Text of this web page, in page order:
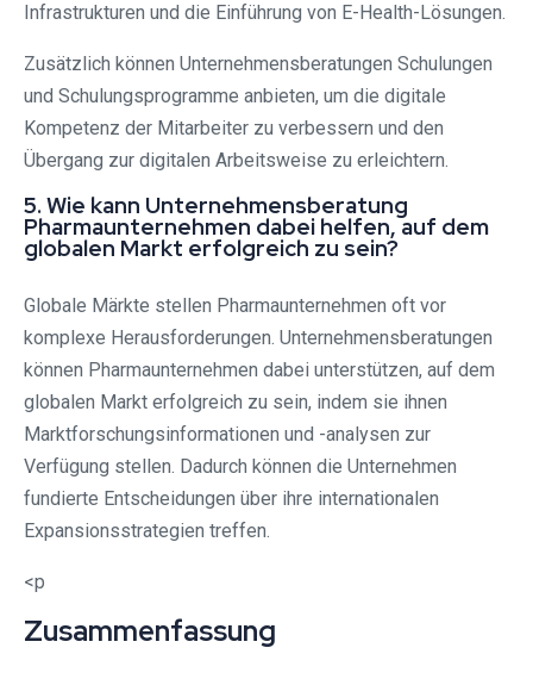
Infrastrukturen und die Einführung von E-Health-Lösungen.
Zusätzlich können Unternehmensberatungen Schulungen
und Schulungsprogramme anbieten, um die digitale
Kompetenz der Mitarbeiter zu verbessern und den
Übergang zur digitalen Arbeitsweise zu erleichtern.
5. Wie kann Unternehmensberatung
Pharmaunternehmen dabei helfen, auf dem
globalen Markt erfolgreich zu sein?
Globale Märkte stellen Pharmaunternehmen oft vor
komplexe Herausforderungen. Unternehmensberatungen
können Pharmaunternehmen dabei unterstützen, auf dem
globalen Markt erfolgreich zu sein, indem sie ihnen
Marktforschungsinformationen und -analysen zur
Verfügung stellen. Dadurch können die Unternehmen
fundierte Entscheidungen über ihre internationalen
Expansionsstrategien treffen.
<p
Zusammenfassung